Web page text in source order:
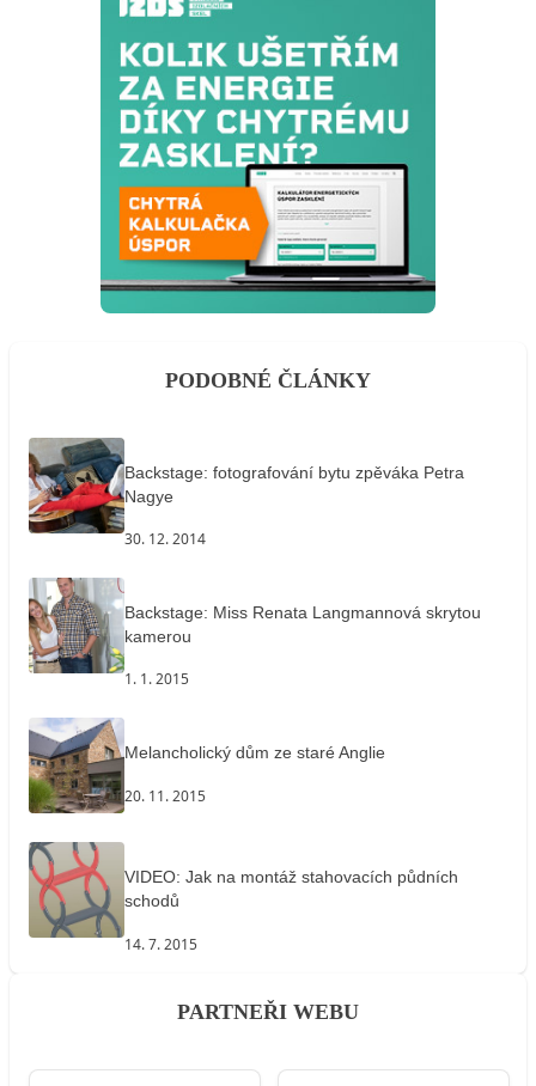
PODOBNÉ ČLÁNKY
Backstage: fotografování bytu zpěváka Petra
Nagye
30. 12. 2014
Backstage: Miss Renata Langmannová skrytou
kamerou
1. 1. 2015
Melancholický dům ze staré Anglie
20. 11. 2015
VIDEO: Jak na montáž stahovacích půdních
schodů
14. 7. 2015
PARTNEŘI WEBU